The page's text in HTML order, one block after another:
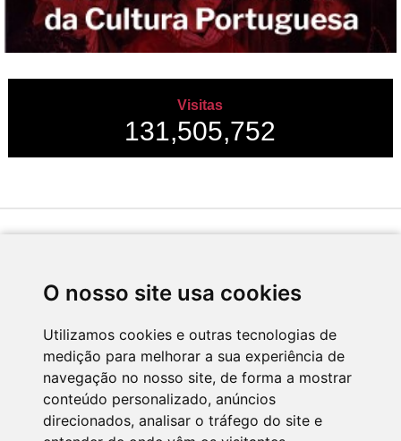
O nosso site usa cookies
Utilizamos cookies e outras tecnologias de
medição para melhorar a sua experiência de
navegação no nosso site, de forma a mostrar
conteúdo personalizado, anúncios
direcionados, analisar o tráfego do site e
Visitas
131,505,752